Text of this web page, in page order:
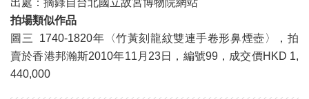
出處：摘錄自台北國立故宮博物院網站
拍場類似作品
圖三 1740-1820年〈竹黃刻龍紋雙連手卷形鼻煙壺〉，拍
賣於香港邦瀚斯2010年11月23日，編號99，成交價HKD 1,
440,000